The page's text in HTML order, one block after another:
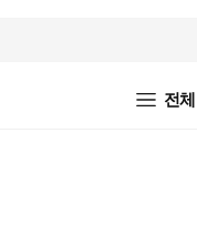
전